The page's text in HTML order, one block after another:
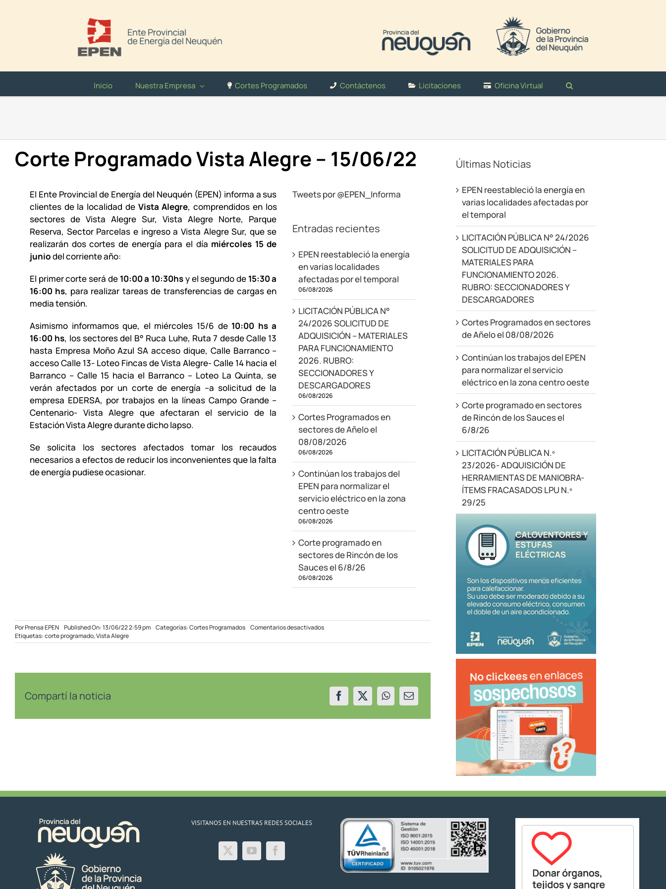
Inicio Nuestra Empresa Cortes Programados Contáctenos Licitaciones Oficina Virtual
Corte Programado Vista Alegre – 15/06/22
El Ente Provincial de Energía del Neuquén (EPEN) informa a sus
clientes de la localidad de Vista Alegre, comprendidos en los
sectores de Vista Alegre Sur, Vista Alegre Norte, Parque
Reserva, Sector Parcelas e ingreso a Vista Alegre Sur, que se
realizarán dos cortes de energía para el día miércoles 15 de
juniodel corriente año:
El primer corte será de 10:00 a 10:30hsy el segundo de 15:30 a
16:00 hs, para realizar tareas de transferencias de cargas en
media tensión.
Asimismo informamos que, el miércoles 15/6 de 10:00 hs a
16:00 hs, los sectores del B° Ruca Luhe, Ruta 7 desde Calle 13
hasta Empresa Moño Azul SA acceso dique, Calle Barranco –
acceso Calle 13- Loteo Fincas de Vista Alegre- Calle 14 hacia el
Barranco – Calle 15 hacia el Barranco – Loteo La Quinta, se
verán afectados por un corte de energía –a solicitud de la
empresa EDERSA, por trabajos en la líneas Campo Grande –
Centenario- Vista Alegre que afectaran el servicio de la
Estación Vista Alegre durante dicho lapso.
Se solicita los sectores afectados tomar los recaudos
necesarios a efectos de reducir los inconvenientes que la falta
de energía pudiese ocasionar.
Tweets por @EPEN_Informa
Entradas recientes
EPEN reestableció la energía
en varias localidades
afectadas por el temporal
06/08/2026
LICITACIÓN PÚBLICA N°
24/2026 SOLICITUD DE
ADQUISICIÓN – MATERIALES
PARA FUNCIONAMIENTO
2026. RUBRO:
SECCIONADORES Y
DESCARGADORES
06/08/2026
Cortes Programados en
sectores de Añelo el
08/08/2026
06/08/2026
Continúan los trabajos del
EPEN para normalizar el
servicio eléctrico en la zona
centro oeste
06/08/2026
Corte programado en
sectores de Rincón de los
Sauces el 6/8/26
06/08/2026
PorPrensa EPEN Published On: 13/06/22 2:59 pm Categorías:Cortes Programados Comentarios desactivadosen
Programado
Etiquetas:corte programado,Vista Alegre
Compartí la noticia
Últimas Noticias
EPEN reestableció la energía en
varias localidades afectadas por
el temporal
LICITACIÓN PÚBLICA N° 24/2026
SOLICITUD DE ADQUISICIÓN –
MATERIALES PARA
FUNCIONAMIENTO 2026.
RUBRO: SECCIONADORES Y
DESCARGADORES
Cortes Programados en sectores
de Añelo el 08/08/2026
Continúan los trabajos del EPEN
para normalizar el servicio
eléctrico en la zona centro oeste
Corte programado en sectores
de Rincón de los Sauces el
6/8/26
LICITACIÓN PÚBLICA N.º
23/2026- ADQUISICIÓN DE
HERRAMIENTAS DE MANIOBRA-
ÍTEMS FRACASADOS LPU N.º
29/25
VISITANOS EN NUESTRAS REDES SOCIALES